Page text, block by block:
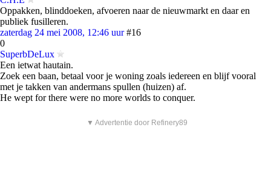
Oppakken, blinddoeken, afvoeren naar de nieuwmarkt en daar en
publiek fusilleren.
zaterdag 24 mei 2008, 12:46 uur #16
0
SuperbDeLux
Een ietwat hautain.
Zoek een baan, betaal voor je woning zoals iedereen en blijf vooral
met je takken van andermans spullen (huizen) af.
He wept for there were no more worlds to conquer.
▼ Advertentie door Refinery89